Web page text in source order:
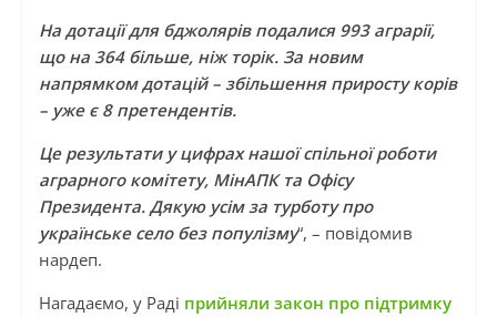
На дотації для бджолярів подалися 993 аграрії,
що на 364 більше, ніж торік. За новим
напрямком дотацій – збільшення приросту корів
– уже є 8 претендентів.
Це результати у цифрах нашої спільної роботи
аграрного комітету, МінАПК та Офісу
Президента. Дякую усім за турботу про
українське село без популізму“, – повідомив
нардеп.
Нагадаємо, у Раді прийняли закон про підтримку